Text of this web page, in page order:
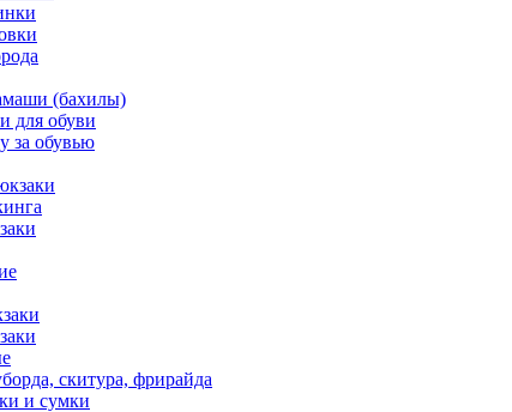
(бахилы)
для обуви
за обувью
скитура, фрирайда
и сумки